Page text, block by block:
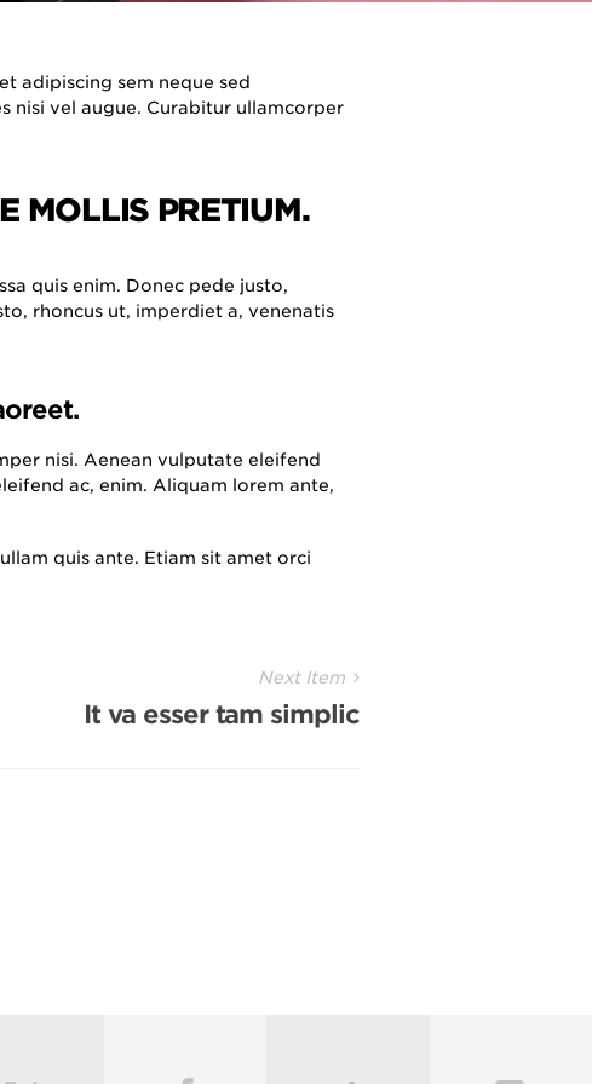
adipiscing sem neque sed
nisi vel augue. Curabitur ullamcorper
MOLLIS PRETIUM.
quis enim. Donec pede justo,
rhoncus ut, imperdiet a, venenatis
nisi. Aenean vulputate eleifend
ac, enim. Aliquam lorem ante,
quis ante. Etiam sit amet orci
Next Item
It va esser tam simplic